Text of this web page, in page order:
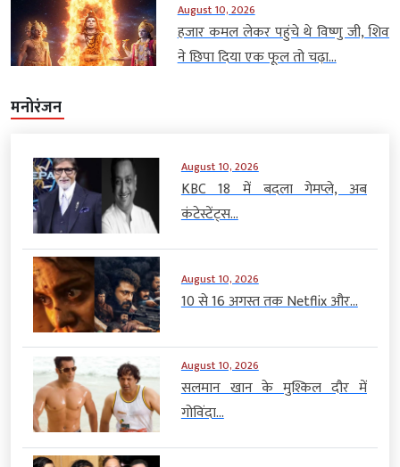
August 10, 2026
हजार कमल लेकर पहुंचे थे विष्णु जी, शिव
ने छिपा दिया एक फूल तो चढ़ा...
मनोरंजन
August 10, 2026
KBC 18 में बदला गेमप्ले, अब
कंटेस्टेंट्स...
August 10, 2026
10 से 16 अगस्त तक Netflix और...
August 10, 2026
सलमान खान के मुश्किल दौर में
गोविंदा...